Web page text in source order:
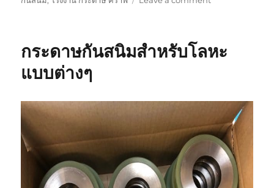
VCi
คราฟ
กระดาษกันสนิมสำหรับโลหะ
แบบต่างๆ